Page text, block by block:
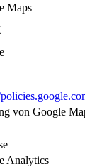
Maps
von Google
Analytics